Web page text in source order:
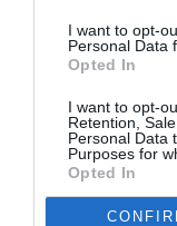
I want to opt-
Personal Data
Opted In
I want to opt-
Retention,
Personal Data
Purposes for
Opted In